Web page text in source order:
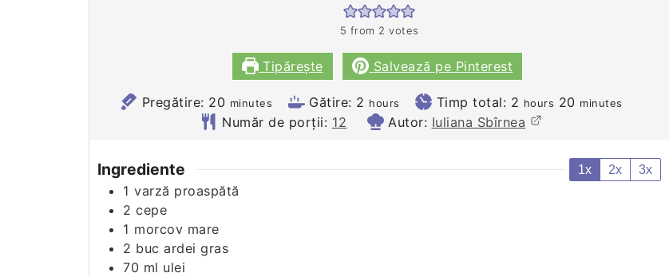
5 from 2 votes
Tipărește Salvează pe Pinterest
Pregătire: 20minutes
minutes Gătire: 2 hours
hours Timp total: 2 hours
hours 20minutes
minutes
Număr de porții: 12 Autor: Iuliana Sbîrnea
Ingrediente 1x 2x 3x
1 varză proaspătă
2 cepe
1 morcov mare
2 buc ardei gras
70 ml ulei